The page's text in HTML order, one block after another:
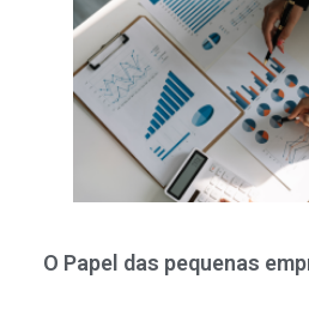
O Papel das pequenas